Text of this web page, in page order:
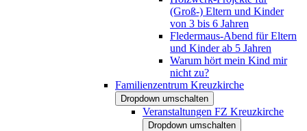
(Groß-) Eltern und Kinder
von 3 bis 6 Jahren
Fledermaus-Abend für Eltern
und Kinder ab 5 Jahren
Warum hört mein Kind mir
nicht zu?
Familienzentrum Kreuzkirche
Dropdown umschalten
Veranstaltungen FZ Kreuzkirche
Dropdown umschalten